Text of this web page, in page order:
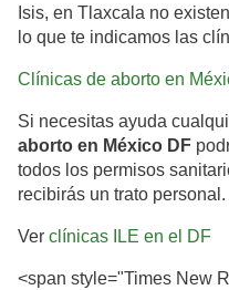
Isis, en T laxcala no
lo que te indicamos las
Clínicas de aborto en
Si necesitas ayuda
aborto en México DF
todos los permisos
recibirás un trato personal.
Ver clínicas ILE en el DF
<span style="Times New